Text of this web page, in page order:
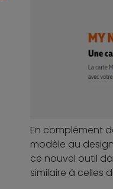
En complément
modèle au
ce nouvel outil
similaire à celles